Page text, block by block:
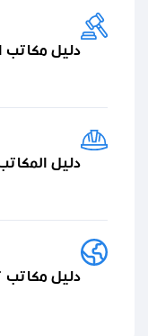
دليل مكاتب
دليل
دليل مكاتب